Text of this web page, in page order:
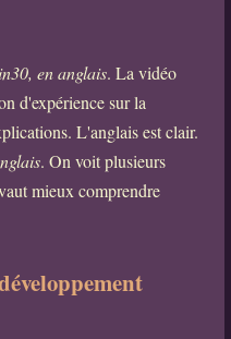
en anglais. La vidéo
d'expérience sur la
L'anglais est clair.
. On voit plusieurs
mieux comprendre